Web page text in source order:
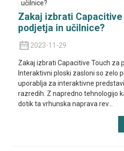
Zakaj izbrati Capacitive
podjetja in učilnice?
2023-11-29
Zakaj izbrati Capacitive Touch za
Interaktivni ploski zasloni so zelo
uporablja za interaktivne
razredih. Z napredno tehnologijo
dotik ta vrhunska naprava rev...